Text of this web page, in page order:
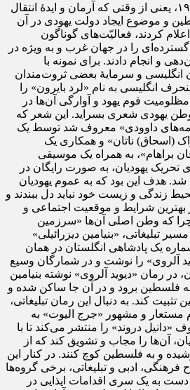
حداقل از همان اوایل قرن ۱۹، یعنی از وقتی که آرمان و ایدۀ انتقال
و موضوع ایجاد دولت یهودی در آن
کردند، فعالیّت‌های گوناگون
را در جهان غرب و به ویژه در
و انجام دادند. برای نمونه با
انگلیسی و سرمایۀ بعضی ثروت‌مندان
انگلیسی به نام «لرد بایرون» را
قوم یهود و آوارگی آن‌ها در
یهودی شعری بسراید. این شعر که
داوودی» معروف شد توسط یک
(اسحاق) ناتان» و همکاری یک
براهام»، به همراه یک موسیقی
تحریک یهودیان، به صورت رایگان در
هدف این بود که به عموم یهودیان
زندگی و زیست خود نباید دل ببندند و
بهترین شرایط و موقعیت اجتماعی و
چرا که وطن اصلی آن‌ها «سرزمین
تبلیغاتی، «بنیامین دیزرائیلی»
یک پادشاهی انگلستان در همان
آلروی» را نوشت و در شمارگان وسیع
در رمان «دیوید آلروی» نوشته بنیامین
به فلسطین برود و در آن جا ساکن شده و
کند. به دنبال این رمان تبلیغاتی،
مستعار و مشهور «جرج الیوت» به
«دانیل دروند» را منتشر می‌کند تا با
آن‌ها را مجاب و تشویق کند که از
و به فلسطین کوچ کنند. در کنار این
فرهنگی، ادبی و تبلیغاتی، برخی گروه‌ها
به یک سری اقدامات ایذایی در